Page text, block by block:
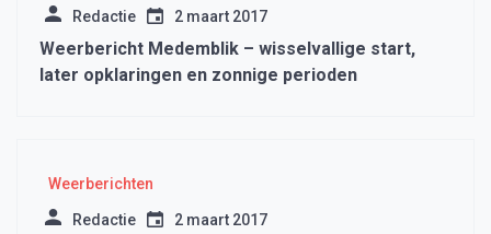
Redactie 2 maart 2017
Weerbericht Medemblik – wisselvallige start,
later opklaringen en zonnige perioden
Weerberichten
Redactie 2 maart 2017